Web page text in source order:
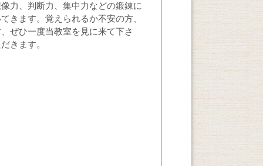
力、判断力、集中力などの鍛錬に
きます。覚えられるか不安の方、
ぜひ一度当教室を見に来て下さ
きます。